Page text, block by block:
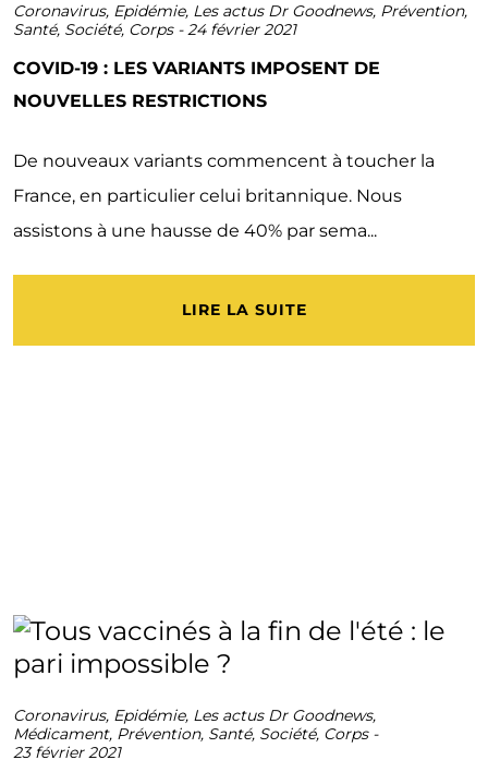
Coronavirus, Epidémie, Les actus Dr Goodnews, Prévention,
Santé, Société, Corps-24 février 2021
COVID-19 : LES VARIANTS IMPOSENT DE
NOUVELLES RESTRICTIONS
De nouveaux variants commencent à toucher la
France, en particulier celui britannique. Nous
assistons à une hausse de 40% par sema...
LIRE LA SUITE
Coronavirus, Epidémie, Les actus Dr Goodnews,
Médicament, Prévention, Santé, Société, Corps-
23 février 2021